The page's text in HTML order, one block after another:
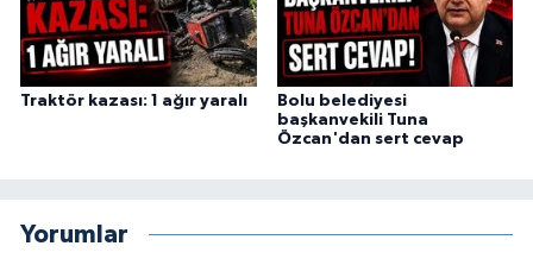
Traktör kazası: 1 ağır yaralı
Bolu belediyesi
başkanvekili Tuna
Özcan'dan sert cevap
Yorumlar